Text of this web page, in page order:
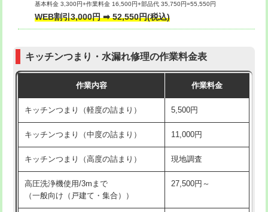
給水管工事※（ライニング鋼管・銅
管・ポリ管・HT管使用/3ｍまで)
44,000円
管・ポリ管・HT管使用/3ｍ超え)
排水管工事（土の掘削・埋め戻し作
11,000円~
排水管工事（排水管工事/3ｍまで） 55,000円
排水管工事（追加 排水管工事/3ｍ超
+11,000円
マス交換（土の掘削・埋め戻し作業）
マス交換（深さ50㎝未満）
その他部品の脱着
式・ワンホール）)
交換・取付(排水栓・排水トラップ
22,000円+材料費
持込商品取付（単水栓）
基本料金 3,300円+作業料金 16,500円+部品代 35,750円=55,550円
WEB割引3,000円 ➡ 52,550円(税込)
キッチンつまり・水漏れ修理の作業料金表
作業内容 作業料金
キッチンつまり（軽度の詰まり） 5,500円
キッチンつまり（中度の詰まり） 11,000円
キッチンつまり（高度の詰まり） 現地調査
高圧洗浄機使用/3mまで
（一般向け（戸建て・集合））
27,500円～